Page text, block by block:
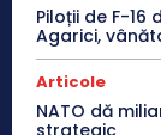
Piloții de F-
Agarici,
Articole
NATO dă
strategic